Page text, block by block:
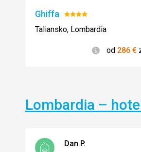
Ghiffa Hodnotenie:
4/5
Taliansko, Lombardia
Informácie
od 286 €
Lombardia –
Dan P.